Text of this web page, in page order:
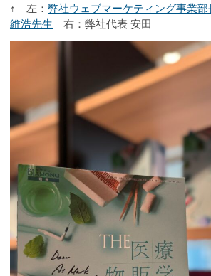
↑ 左：弊社ウェブマーケティング事業部
維浩先生 右：弊社代表 安田